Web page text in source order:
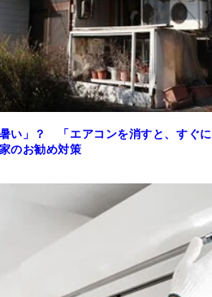
い」？ 「エアコンを消すと、すぐに
のお勧め対策